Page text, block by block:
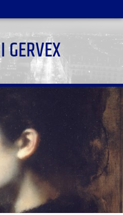
GERVEX